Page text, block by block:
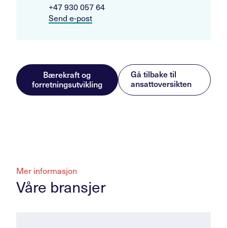
+47 930 057 64
Send e-post
Bærekraft og
forretningsutvikling
Gå tilbake til
ansattoversikten
Mer informasjon
Våre bransjer